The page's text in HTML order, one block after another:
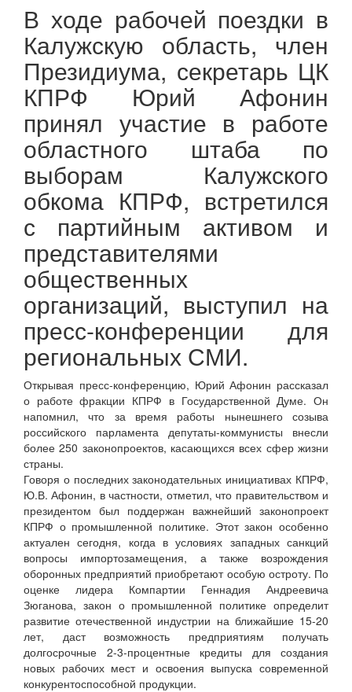
В ходе рабочей поездки в
Калужскую область, член
Президиума, секретарь ЦК
КПРФ Юрий Афонин
принял участие в работе
областного штаба по
выборам Калужского
обкома КПРФ, встретился
с партийным активом и
представителями
общественных
организаций, выступил на
пресс-конференции для
региональных СМИ.
Открывая пресс-конференцию, Юрий Афонин рассказал
о работе фракции КПРФ в Государственной Думе. Он
напомнил, что за время работы нынешнего созыва
российского парламента депутаты-коммунисты внесли
более 250 законопроектов, касающихся всех сфер жизни
страны.
Говоря о последних законодательных инициативах КПРФ,
Ю.В. Афонин, в частности, отметил, что правительством и
президентом был поддержан важнейший законопроект
КПРФ о промышленной политике. Этот закон особенно
актуален сегодня, когда в условиях западных санкций
вопросы импортозамещения, а также возрождения
оборонных предприятий приобретают особую остроту. По
оценке лидера Компартии Геннадия Андреевича
Зюганова, закон о промышленной политике определит
развитие отечественной индустрии на ближайшие 15-20
лет, даст возможность предприятиям получать
долгосрочные 2-3-процентные кредиты для создания
новых рабочих мест и освоения выпуска современной
конкурентоспособной продукции.